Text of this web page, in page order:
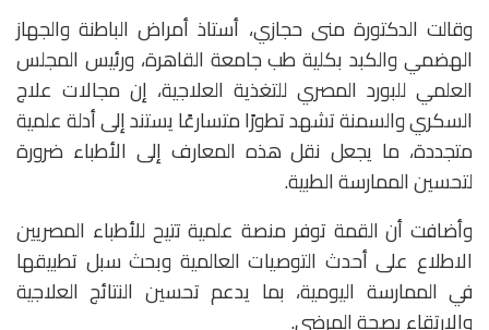
وقالت الدكتورة منى حجازي، أستاذ أمراض الباطنة والجهاز
الهضمي والكبد بكلية طب جامعة القاهرة، ورئيس المجلس
العلمي للبورد المصري للتغذية العلاجية، إن مجالات علاج
السكري والسمنة تشهد تطورًا متسارعًا يستند إلى أدلة علمية
متجددة، ما يجعل نقل هذه المعارف إلى الأطباء ضرورة
لتحسين الممارسة الطبية.
وأضافت أن القمة توفر منصة علمية تتيح للأطباء المصريين
الاطلاع على أحدث التوصيات العالمية وبحث سبل تطبيقها
في الممارسة اليومية، بما يدعم تحسين النتائج العلاجية
والارتقاء بصحة المرضى.